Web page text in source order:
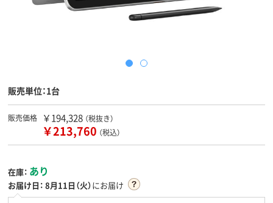
販売単位：1台
販売価格 ￥194,328 （税抜き）
￥213,760 （税込）
在庫： あり
お届け日： 8月11日（火）にお届け